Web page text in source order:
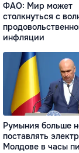
ФАО: Мир может
столкнуться с
инфляции
Румыния больше
поставлять
Молдове в часы